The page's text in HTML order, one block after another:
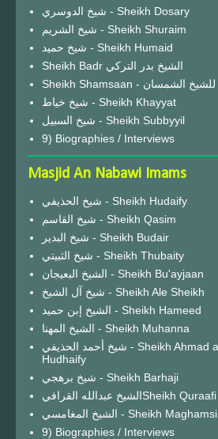
شيخ الدوسري - Sheikh Dosary
شيخ الشريم - Sheikh Shuraim
شيخ حميد - Sheikh Humaid
Sheikh Badr الشيخ بدر التركي
Sheikh Shamsaan - للشيخ الشمسان
شيخ خياط - Sheikh Khayyat
شيخ السبيل - Sheikh Subbyyil
9) Biographies / Interviews
Masjid An Nabawi Imams
شيخ الحذيفي - Sheikh Hudaify
شيخ القاسم - Sheikh Qasim
شيخ البدير - Sheikh Budair
شيخ الثبيتي - Sheikh Thubaity
الشيخ البعيجان - Sheikh Bu'ayjaan
شيخ آل الشيخ - Sheikh Ale Sheikh
الشيخ إبن حميد - Sheikh Hameed
الشيخ المهنا - Sheikh Muhanna
شيخ أحمد الحذيفي - Sheikh Ahmad al
Hudhaify
شيخ برهجي - Sheikh Barhaji
الشيخ عبدالله القرافيSheikh Quraafi
الشيخ المغامسي - Sheikh Maghamsi
9) Biographies / Interviews